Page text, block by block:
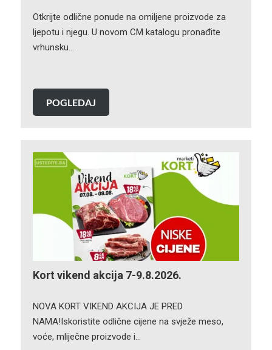
Otkrijte odlične ponude na omiljene proizvode za
ljepotu i njegu. U novom CM katalogu pronađite
vrhunsku…
POGLEDAJ
Kort vikend akcija 7-9.8.2026.
NOVA KORT VIKEND AKCIJA JE PRED
NAMA!Iskoristite odlične cijene na svježe meso,
voće, mliječne proizvode i…